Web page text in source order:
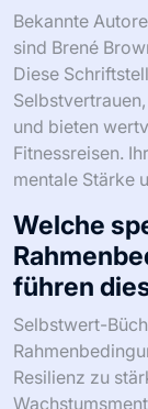
Bekannte
sind Brené
Diese
und bieten
Fitnessreisen.
mentale Stärke
Welche
führen
Selbstwert-
Resilienz zu